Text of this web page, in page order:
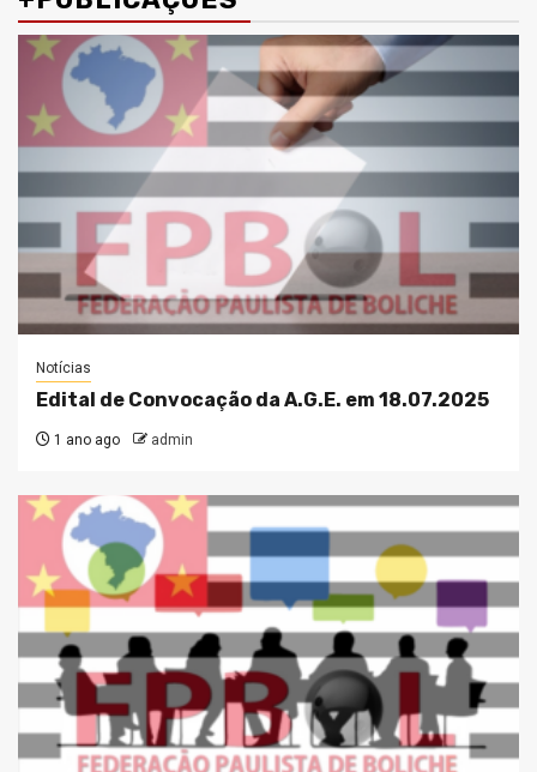
Notícias
Edital de Convocação da A.G.E. em 18.07.2025
1 ano ago admin